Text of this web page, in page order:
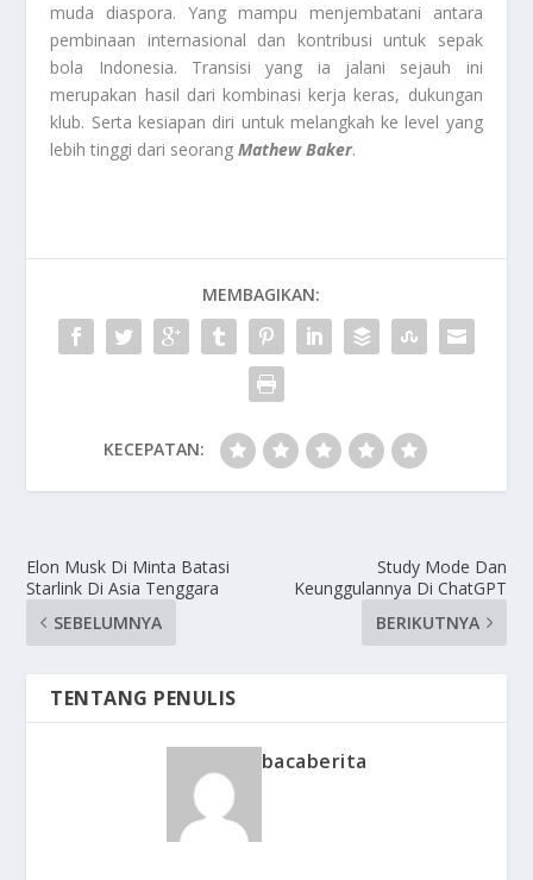
muda diaspora. Yang mampu menjembatani antara
pembinaan internasional dan kontribusi untuk sepak
bola Indonesia. Transisi yang ia jalani sejauh ini
merupakan hasil dari kombinasi kerja keras, dukungan
klub. Serta kesiapan diri untuk melangkah ke level yang
lebih tinggi dari seorangMathew Baker.
MEMBAGIKAN:
KECEPATAN:
Elon Musk Di Minta Batasi
Starlink Di Asia Tenggara
SEBELUMNYA
Study Mode Dan
Keunggulannya Di ChatGPT
BERIKUTNYA
TENTANG PENULIS
bacaberita